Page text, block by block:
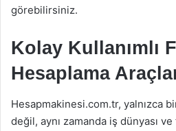
görebilirsiniz.
Kolay Kullanımlı
Hesaplama
Hesapmakinesi.com.tr, yalnızca
değil, aynı zamanda iş dünyası